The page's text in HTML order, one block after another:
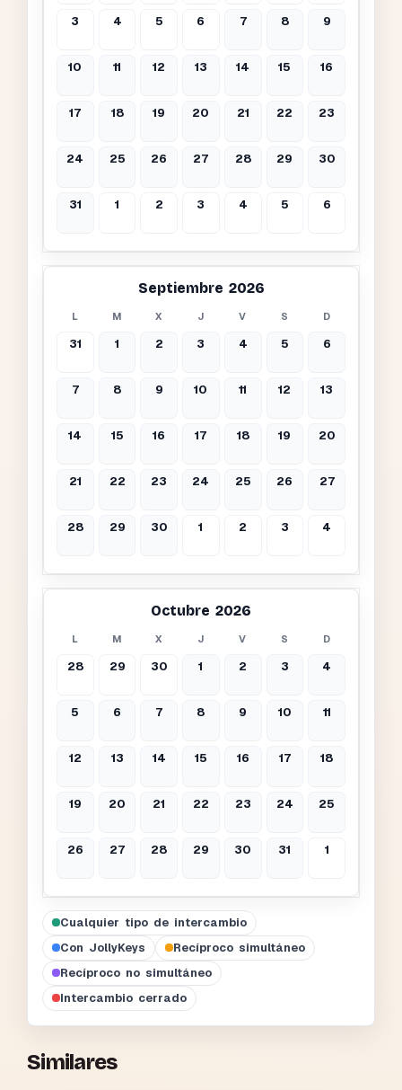
3 4 5 6 7 8 9
10 11 12 13 14 15 16
17 18 19 20 21 22 23
24 25 26 27 28 29 30
31 1 2 3 4 5 6
Septiembre 2026
L M X J V S D
31 1 2 3 4 5 6
7 8 9 10 11 12 13
14 15 16 17 18 19 20
21 22 23 24 25 26 27
28 29 30 1 2 3 4
Octubre 2026
L M X J V S D
28 29 30 1 2 3 4
5 6 7 8 9 10 11
12 13 14 15 16 17 18
19 20 21 22 23 24 25
26 27 28 29 30 31 1
Cualquier tipo de intercambio
Con JollyKeys
Recíproco simultáneo
Recíproco no simultáneo
Intercambio cerrado
Similares